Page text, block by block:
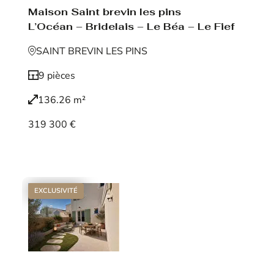
Maison Saint brevin les pins
L’Océan – Bridelais – Le Béa – Le Fief
SAINT BREVIN LES PINS
9 pièces
136.26 m²
319 300 €
EXCLUSIVITÉ